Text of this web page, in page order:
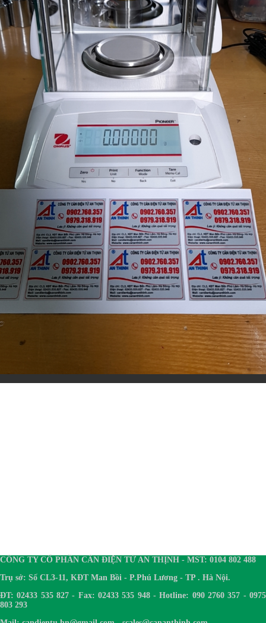
CÔNG TY CỔ PHẦN CÂN ĐIỆN TỬ AN THỊNH - MST: 0104 802 488
Trụ sở: Số CL3-11, KĐT Man Bồi - P.Phú Lương - TP . Hà Nội.
ĐT: 02433 535 827 - Fax: 02433 535 948 - Hotline: 090 2760 357 - 0975
803 293